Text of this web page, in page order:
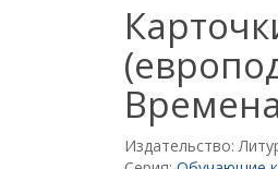
Издательство: